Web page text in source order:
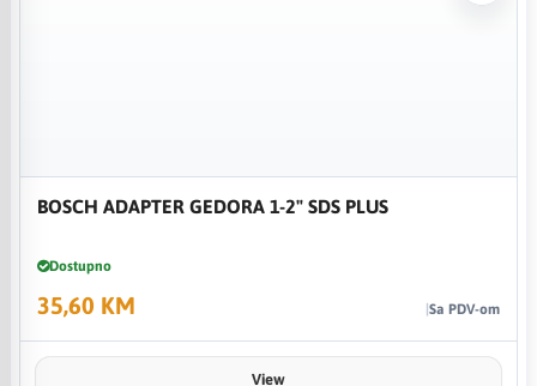
BOSCH ADAPTER GEDORA 1-2" SDS PLUS
Dostupno
35,60 KM Sa PDV-om
View